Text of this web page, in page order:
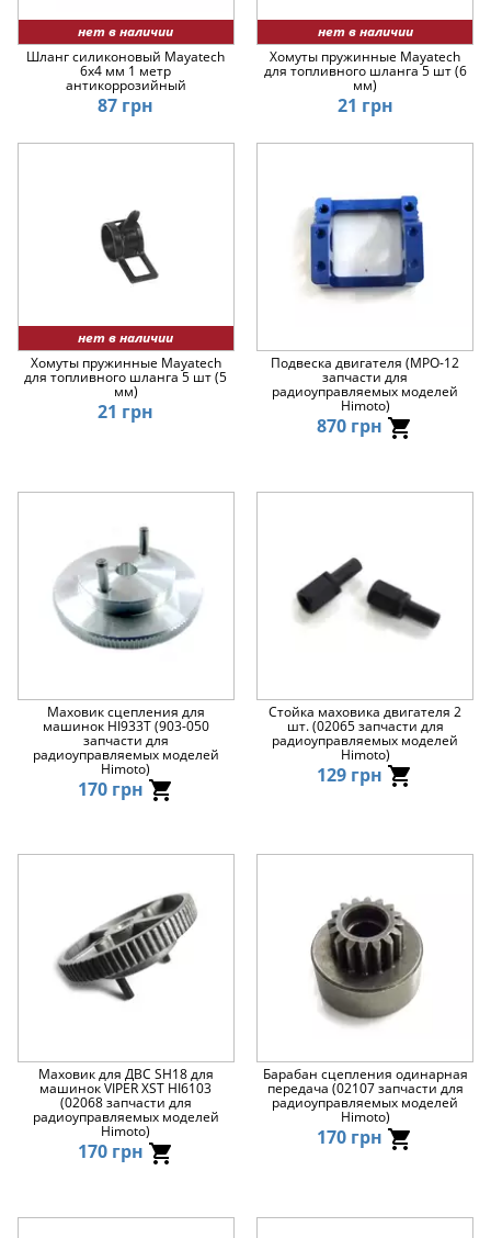
нет в наличии
Шланг силиконовый Mayatech
6x4 мм 1 метр
антикоррозийный
87 грн
нет в наличии
Хомуты пружинные Mayatech
для топливного шланга 5 шт (6
мм)
21 грн
нет в наличии
Хомуты пружинные Mayatech
для топливного шланга 5 шт (5
мм)
21 грн
Подвеска двигателя (MPO-12
запчасти для
радиоуправляемых моделей
Himoto)
870 грн
Маховик сцепления для
машинок HI933T (903-050
запчасти для
радиоуправляемых моделей
Himoto)
170 грн
Стойка маховика двигателя 2
шт. (02065 запчасти для
радиоуправляемых моделей
Himoto)
129 грн
Маховик для ДВС SH18 для
машинок VIPER XST HI6103
(02068 запчасти для
радиоуправляемых моделей
Himoto)
170 грн
Барабан сцепления одинарная
передача (02107 запчасти для
радиоуправляемых моделей
Himoto)
170 грн